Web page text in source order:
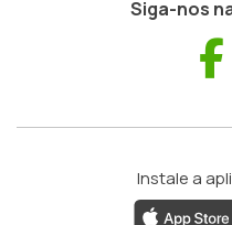
Siga-nos
Instale a